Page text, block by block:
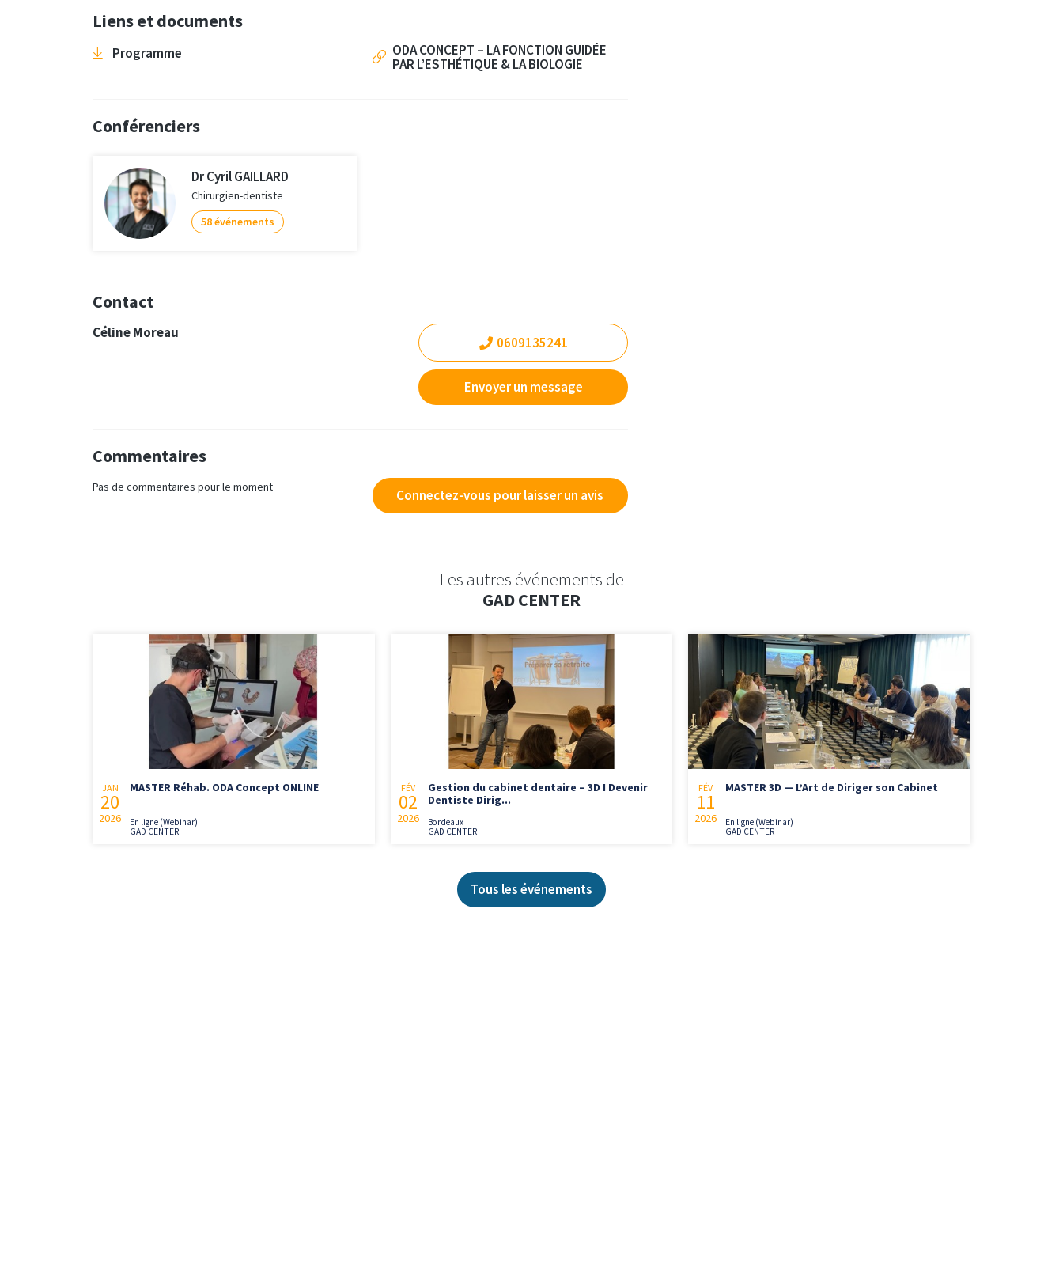
Liens et documents
Programme
ODA CONCEPT – LA FONCTION GUIDÉE
PAR L’ESTHÉTIQUE & LA BIOLOGIE
Conférenciers
Dr Cyril GAILLARD
Chirurgien-dentiste
58 événements
Contact
Céline Moreau
0609135241
Envoyer un message
Commentaires
Pas de commentaires pour le moment Connectez-vous pour laisser un avis
Les autres événements de
GAD CENTER
JAN
20
2026
MASTER Réhab. ODA Concept ONLINE
En ligne (Webinar)
GAD CENTER
FÉV
02
2026
Gestion du cabinet dentaire – 3D I Devenir
Dentiste Dirig...
Bordeaux
GAD CENTER
FÉV
11
2026
MASTER 3D — L’Art de Diriger son Cabinet
En ligne (Webinar)
GAD CENTER
Tous les événements